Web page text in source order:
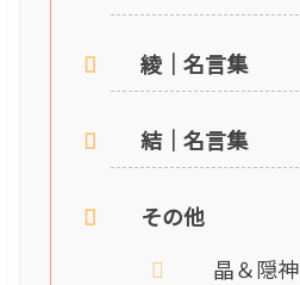
綾｜名言集
結｜名言集
その他
晶＆隠神